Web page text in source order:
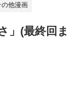
の他漫画
」(最終回ま